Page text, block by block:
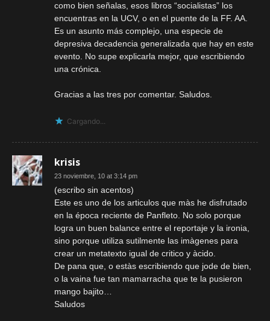
como bien señalas, esos libros “socialistas” los
encuentras en la UCV, o en el puente de la FF. AA.
Es un asunto más complejo, una especie de
depresiva decadencia generalizada que hay en este
evento. No supe explicarla mejor, que escribiendo
una crónica.
Gracias a las tres por comentar. Saludos.
Cargando...
krisis
23 noviembre, 10 at 3:14 pm
(escribo sin acentos)
Este es uno de los articulos que màs he disfrutado
en la época reciente de Panfleto. No solo porque
logra un buen balance entre el reportaje y la ironia,
sino porque utiliza sutilmente las imàgenes para
crear un metatexto igual de critico y àcido.
De pana que, o estàs escribiendo que jode de bien,
o la vaina fue tan mamarracha que te la pusieron
mango bajito…
Saludos